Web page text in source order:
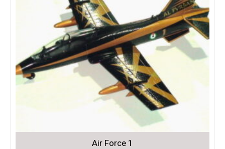
Air Force 1